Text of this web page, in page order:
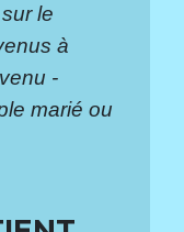
le
à
-
marié ou